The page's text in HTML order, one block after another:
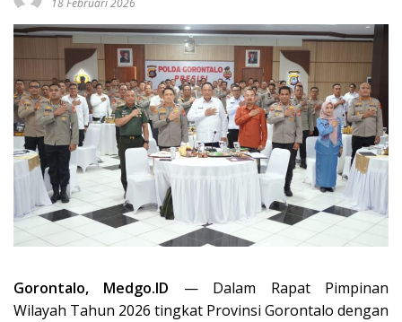
18 Februari 2026
Gorontalo, Medgo.ID — Dalam Rapat Pimpinan
Wilayah Tahun 2026 tingkat Provinsi Gorontalo dengan